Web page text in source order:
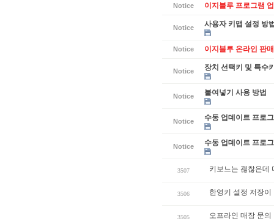
Notice 이지블루 프로그램
Notice 사용자 키맵 설정 방
Notice 이지블루 온라인 판
Notice 장치 선택키 및 특수
Notice 붙여넣기 사용 방법
Notice 수동 업데이트 프로
Notice 수동 업데이트 프로
3507 키보느는 괞찮은데
3506 한영키 설정 저장이
3505 오프라인 매장 문의